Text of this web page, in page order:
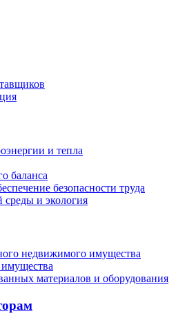
и тепла
баланса
безопасности труда
и экология
недвижимого имущества
материалов и оборудования